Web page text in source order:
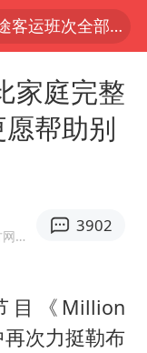
上海全域长途客运班次全部停运
国足U17与阿森纳决赛取消 并列冠军
滨赛决赛
王艺迪2-4不敌张本美和止步4强
师减少13.19万
浙江海域将现5到8米巨浪到狂浪
家庭完整
帮助别
·懂球帝官方网易号
3902
目《Million
次力挺勒布